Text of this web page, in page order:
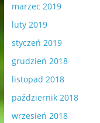
marzec 2019
luty 2019
styczeń 2019
grudzień 2018
listopad 2018
październik 2018
wrzesień 2018